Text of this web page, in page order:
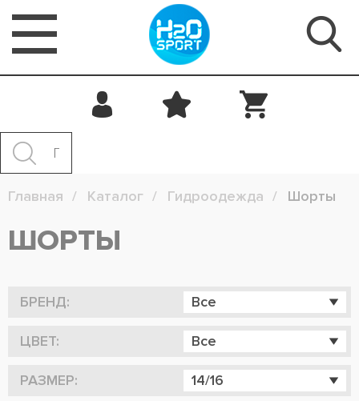
Главная Каталог Гидроодежда Шорты
ШОРТЫ
БРЕНД: Все
ЦВЕТ: Все
РАЗМЕР: 14/16